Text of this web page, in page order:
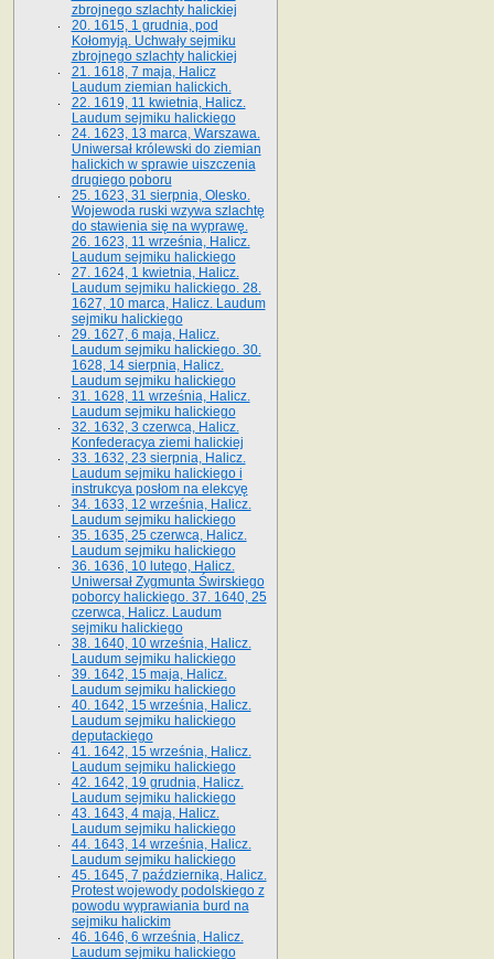
zbrojnego szlachty halickiej
20. 1615, 1 grudnia, pod
Kołomyją. Uchwały sejmiku
zbrojnego szlachty halickiej
21. 1618, 7 maja, Halicz
Laudum ziemian halickich.
22. 1619, 11 kwietnia, Halicz.
Laudum sejmiku halickiego
24. 1623, 13 marca, Warszawa.
Uniwersał królewski do ziemian
halickich w sprawie uiszczenia
drugiego poboru
25. 1623, 31 sierpnia, Olesko.
Wojewoda ruski wzywa szlachtę
do stawienia się na wyprawę.
26. 1623, 11 września, Halicz.
Laudum sejmiku halickiego
27. 1624, 1 kwietnia, Halicz.
Laudum sejmiku halickiego. 28.
1627, 10 marca, Halicz. Laudum
sejmiku halickiego
29. 1627, 6 maja, Halicz.
Laudum sejmiku halickiego. 30.
1628, 14 sierpnia, Halicz.
Laudum sejmiku halickiego
31. 1628, 11 września, Halicz.
Laudum sejmiku halickiego
32. 1632, 3 czerwca, Halicz.
Konfederacya ziemi halickiej
33. 1632, 23 sierpnia, Halicz.
Laudum sejmiku halickiego i
instrukcya posłom na elekcyę
34. 1633, 12 września, Halicz.
Laudum sejmiku halickiego
35. 1635, 25 czerwca, Halicz.
Laudum sejmiku halickiego
36. 1636, 10 lutego, Halicz.
Uniwersał Zygmunta Świrskiego
poborcy halickiego. 37. 1640, 25
czerwca, Halicz. Laudum
sejmiku halickiego
38. 1640, 10 września, Halicz.
Laudum sejmiku halickiego
39. 1642, 15 maja, Halicz.
Laudum sejmiku halickiego
40. 1642, 15 września, Halicz.
Laudum sejmiku halickiego
deputackiego
41. 1642, 15 września, Halicz.
Laudum sejmiku halickiego
42. 1642, 19 grudnia, Halicz.
Laudum sejmiku halickiego
43. 1643, 4 maja, Halicz.
Laudum sejmiku halickiego
44. 1643, 14 września, Halicz.
Laudum sejmiku halickiego
45. 1645, 7 października, Halicz.
Protest wojewody podolskiego z
powodu wyprawiania burd na
sejmiku halickim
46. 1646, 6 września, Halicz.
Laudum sejmiku halickiego